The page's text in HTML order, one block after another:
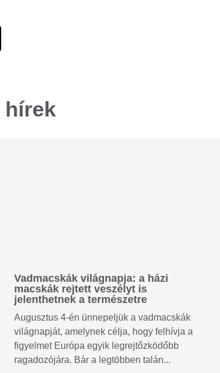
hírek
Vadmacskák világnapja: a házi
macskák rejtett veszélyt is
jelenthetnek a természetre
Augusztus 4-én ünnepeljük a vadmacskák
világnapját, amelynek célja, hogy felhívja a
figyelmet Európa egyik legrejtőzködőbb
ragadozójára. Bár a legtöbben talán...